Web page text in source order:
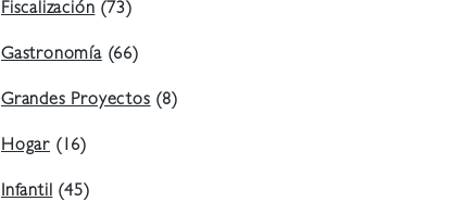
Fiscalización(73)
Gastronomía(66)
Grandes Proyectos(8)
Hogar (16)
Infantil(45)